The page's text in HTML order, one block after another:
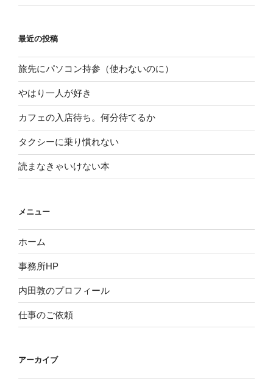
最近の投稿
旅先にパソコン持参（使わないのに）
やはり一人が好き
カフェの入店待ち。何分待てるか
タクシーに乗り慣れない
読まなきゃいけない本
メニュー
ホーム
事務所HP
内田敦のプロフィール
仕事のご依頼
アーカイブ